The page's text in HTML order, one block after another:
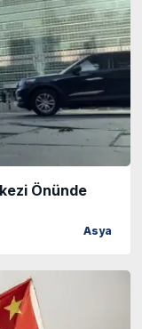
Önünde
Asya